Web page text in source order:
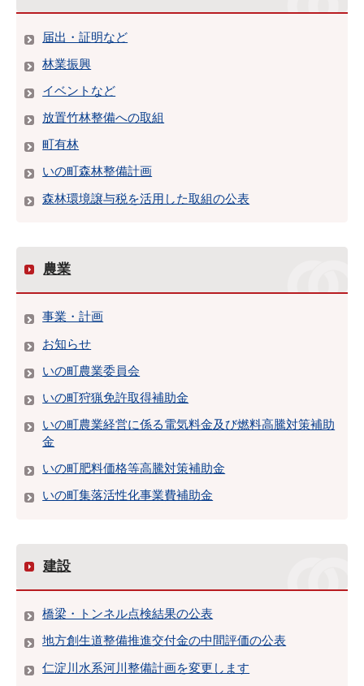
届出・証明など
林業振興
イベントなど
放置竹林整備への取組
町有林
いの町森林整備計画
森林環境譲与税を活用した取組の公表
農業
事業・計画
お知らせ
いの町農業委員会
いの町狩猟免許取得補助金
いの町農業経営に係る電気料金及び燃料高騰対策補助
金
いの町肥料価格等高騰対策補助金
いの町集落活性化事業費補助金
建設
橋梁・トンネル点検結果の公表
地方創生道整備推進交付金の中間評価の公表
仁淀川水系河川整備計画を変更します